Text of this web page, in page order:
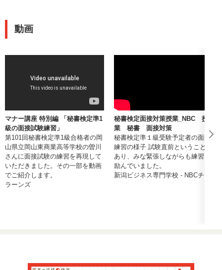
動画
マナー講座 特別編 「秘書検定準1
級の面接試験練習」
第101回秘書検定準1級合格者の岡
山県立岡山東商業高等学校の曽川
さんに面接試験の練習を再現して
いただきました。その一部を動画
でご紹介します。
ラーンズ
秘書検定面接対策授業_NBC 授
業 秘書 面接対策
秘書検定準１級受験予定者の面接
練習の様子 試験直前ということも
あり、みな緊張しながらも練習に
励んでいました。
新潟ビジネス専門学校 - NBCチャン